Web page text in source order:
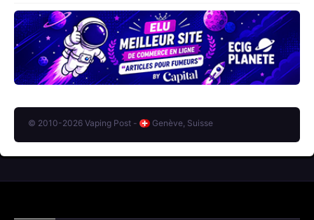
© 2010-2026 Vaping Post - Genève, Suisse